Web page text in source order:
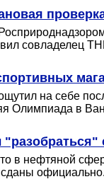
совладелец
на себе
Олимпиада в
в нефтяной
официально.